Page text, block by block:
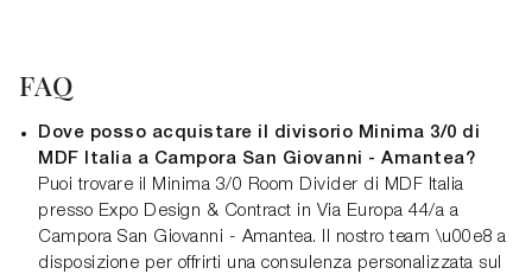
FAQ
Dove posso acquistare il divisorio Minima 3/0 di
MDF Italia a Campora San Giovanni - Amantea?
Puoi trovare il Minima 3/0 Room Divider di MDF Italia
presso Expo Design & Contract in Via Europa 44/a a
Campora San Giovanni - Amantea. Il nostro team \u00e8 a
disposizione per offrirti una consulenza personalizzata sul